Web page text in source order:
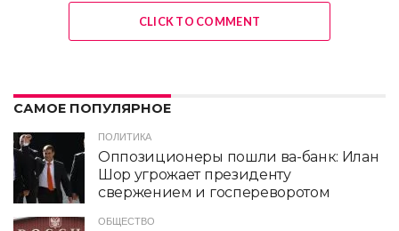
CLICK TO COMMENT
САМОЕ ПОПУЛЯРНОЕ
ПОЛИТИКА
Оппозиционеры пошли ва-банк: Илан
Шор угрожает президенту
свержением и госпереворотом
ОБЩЕСТВО